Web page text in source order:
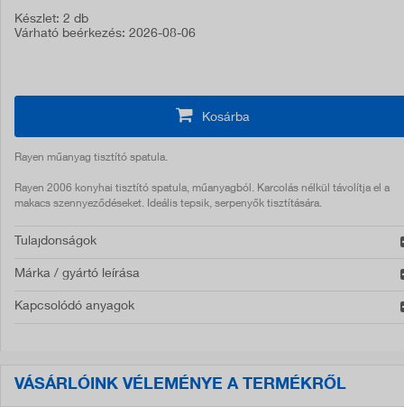
Készlet: 2 db
Várható beérkezés: 2026-08-06
Kosárba
Rayen műanyag tisztító spatula.
Rayen 2006 konyhai tisztító spatula, műanyagból. Karcolás nélkül távolítja el a
makacs szennyeződéseket. Ideális tepsik, serpenyők tisztítására.
Tulajdonságok
Márka / gyártó leírása
Kapcsolódó anyagok
VÁSÁRLÓINK VÉLEMÉNYE A TERMÉKRŐL